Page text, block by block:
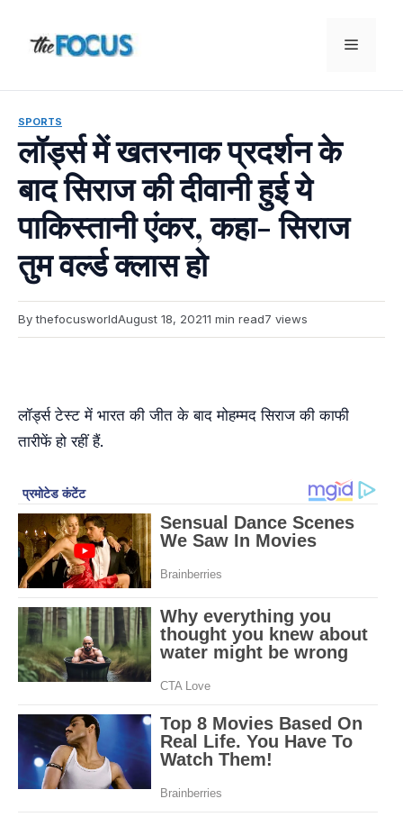
content
Menu
SPORTS
लॉर्ड्स में खतरनाक प्रदर्शन के
बाद सिराज की दीवानी हुई ये
पाकिस्तानी एंकर, कहा- सिराज
तुम वर्ल्ड क्लास हो
By thefocusworldAugust 18, 20211 min read7 views
लॉर्ड्स टेस्ट में भारत की जीत के बाद मोहम्मद सिराज की काफी
तारीफें हो रहीं हैं.